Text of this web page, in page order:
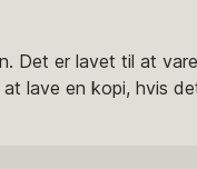
Det er lavet til at
lave en kopi, hvis